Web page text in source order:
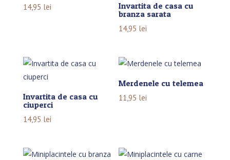
14,95 lei
Invartita de casa cu
branza sarata
14,95 lei
Invartita de casa cu
ciuperci
14,95 lei
Merdenele cu telemea
11,95 lei